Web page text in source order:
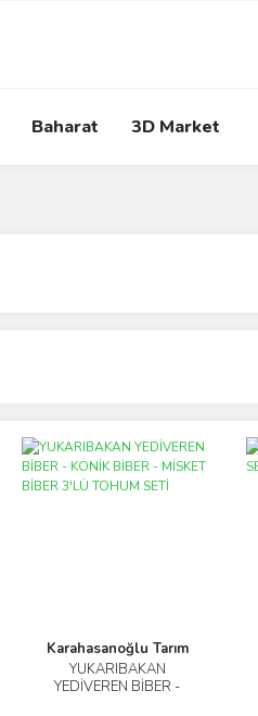
Baharat 3D Market
Karahasanoğlu Tarım
YUKARIBAKAN
YEDİVEREN BİBER -
İncele